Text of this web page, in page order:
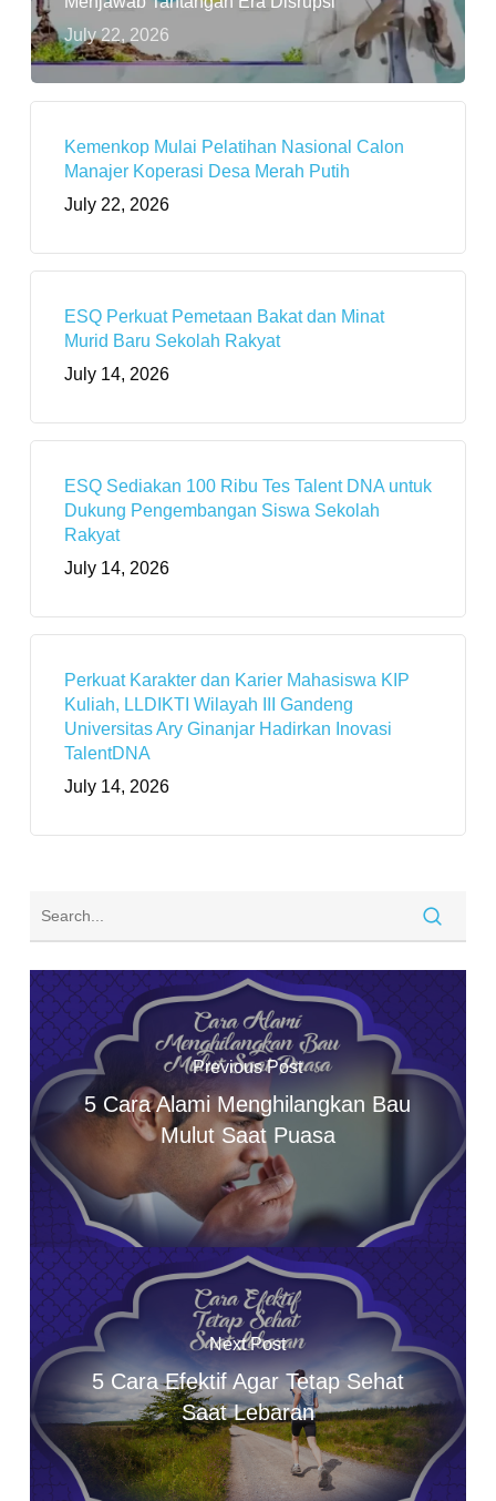
July 22, 2026
Kemenkop Mulai Pelatihan Nasional Calon
Manajer Koperasi Desa Merah Putih
July 22, 2026
ESQ Perkuat Pemetaan Bakat dan Minat
Murid Baru Sekolah Rakyat
July 14, 2026
ESQ Sediakan 100 Ribu Tes Talent DNA untuk
Dukung Pengembangan Siswa Sekolah
Rakyat
July 14, 2026
Perkuat Karakter dan Karier Mahasiswa KIP
Kuliah, LLDIKTI Wilayah III Gandeng
Universitas Ary Ginanjar Hadirkan Inovasi
TalentDNA
July 14, 2026
Previous Post
5 Cara Alami Menghilangkan Bau
Mulut Saat Puasa
Next Post
5 Cara Efektif Agar Tetap Sehat
Saat Lebaran